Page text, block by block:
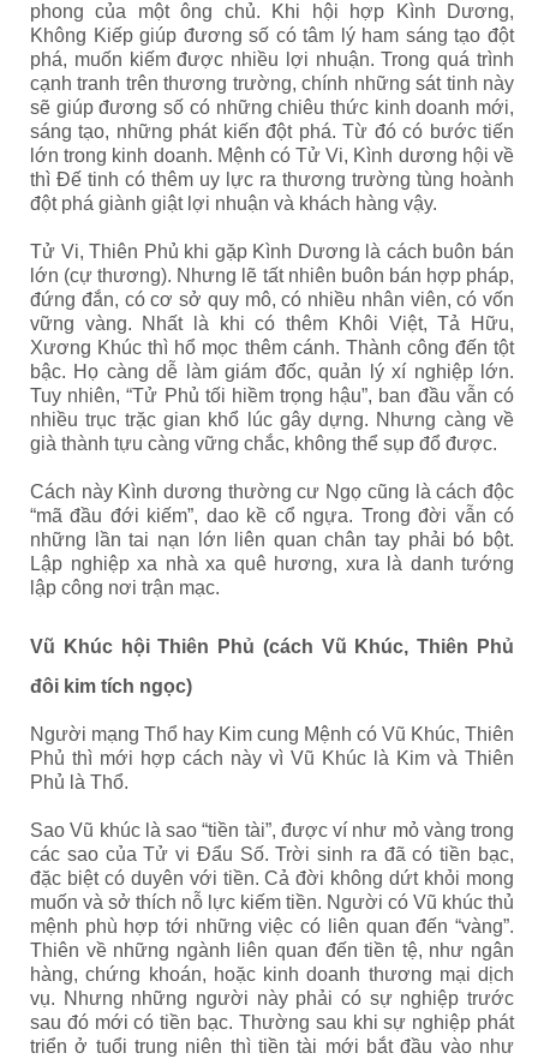
phong của một ông chủ. Khi hội hợp Kình Dương,
Không Kiếp giúp đương số có tâm lý ham sáng tạo đột
phá, muốn kiếm được nhiều lợi nhuận. Trong quá trình
cạnh tranh trên thương trường, chính những sát tinh này
sẽ giúp đương số có những chiêu thức kinh doanh mới,
sáng tạo, những phát kiến đột phá. Từ đó có bước tiến
lớn trong kinh doanh. Mệnh có Tử Vi, Kình dương hội về
thì Đế tinh có thêm uy lực ra thương trường tùng hoành
đột phá giành giật lợi nhuận và khách hàng vậy.
Tử Vi, Thiên Phủ khi gặp Kình Dương là cách buôn bán
lớn (cự thương). Nhưng lẽ tất nhiên buôn bán hợp pháp,
đứng đắn, có cơ sở quy mô, có nhiều nhân viên, có vốn
vững vàng. Nhất là khi có thêm Khôi Việt, Tả Hữu,
Xương Khúc thì hổ mọc thêm cánh. Thành công đến tột
bậc. Họ càng dễ làm giám đốc, quản lý xí nghiệp lớn.
Tuy nhiên, “Tử Phủ tối hiềm trọng hậu”, ban đầu vẫn có
nhiều trục trặc gian khổ lúc gây dựng. Nhưng càng về
già thành tựu càng vững chắc, không thể sụp đổ được.
Cách này Kình dương thường cư Ngọ cũng là cách độc
“mã đầu đới kiếm”, dao kề cổ ngựa. Trong đời vẫn có
những lần tai nạn lớn liên quan chân tay phải bó bột.
Lập nghiệp xa nhà xa quê hương, xưa là danh tướng
lập công nơi trận mạc.
Vũ Khúc hội Thiên Phủ (cách Vũ Khúc, Thiên Phủ
đôi kim tích ngọc)
Người mạng Thổ hay Kim cung Mệnh có Vũ Khúc, Thiên
Phủ thì mới hợp cách này vì Vũ Khúc là Kim và Thiên
Phủ là Thổ.
Sao Vũ khúc là sao “tiền tài”, được ví như mỏ vàng trong
các sao của Tử vi Đẩu Số. Trời sinh ra đã có tiền bạc,
đặc biệt có duyên với tiền. Cả đời không dứt khỏi mong
muốn và sở thích nỗ lực kiếm tiền. Người có Vũ khúc thủ
mệnh phù hợp tới những việc có liên quan đến “vàng”.
Thiên về những ngành liên quan đến tiền tệ, như ngân
hàng, chứng khoán, hoặc kinh doanh thương mại dịch
vụ. Nhưng những người này phải có sự nghiệp trước
sau đó mới có tiền bạc. Thường sau khi sự nghiệp phát
triển ở tuổi trung niên thì tiền tài mới bắt đầu vào như